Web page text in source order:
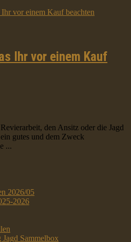
Ihr vor einem Kauf
den Ansitz oder die Jagd
gutes und dem Zweck
...